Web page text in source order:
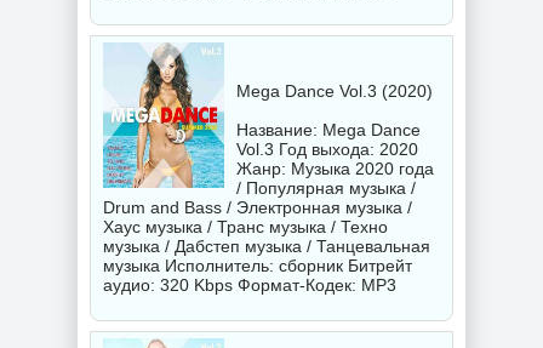
Mega Dance Vol.3 (2020)
Название: Mega Dance
Vol.3 Год выхода: 2020
Жанр: Музыка 2020 года
/ Популярная музыка /
Drum and Bass / Электронная музыка /
Хаус музыка / Транс музыка / Техно
музыка / Дабстеп музыка / Танцевальная
музыка Исполнитель: сборник Битрейт
аудио: 320 Kbps Формат-Кодек: MP3